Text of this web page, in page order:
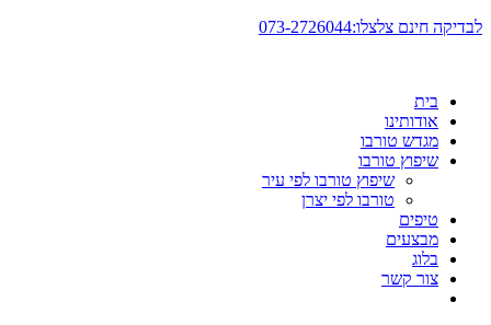
דלג
לבדיקה חינם צלצלו:073-2726044
בית
אודותינו
מגדש טורבו
שיפוץ טורבו
שיפוץ טורבו לפי עיר
טורבו לפי יצרן
טיפים
מבצעים
בלוג
צור קשר